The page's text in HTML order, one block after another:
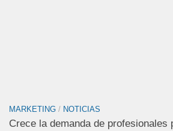
MARKETING / NOTICIAS
Crece la demanda de profesionales